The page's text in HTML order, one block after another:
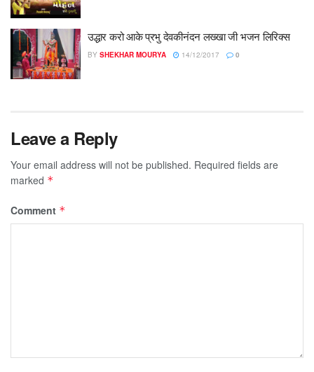
उद्धार करो आके प्रभु देवकीनंदन लख्खा जी भजन लिरिक्स
BY SHEKHAR MOURYA 14/12/2017 0
Leave a Reply
Your email address will not be published. Required fields are
marked *
Comment *